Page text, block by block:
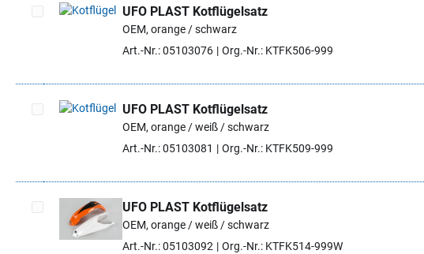
Artikel auswählen
UFO PLAST Kotflügelsatz
OEM, orange / schwarz
Art.-Nr.: 05103076
Org.-Nr.: KTFK506-999
Artikel auswählen
UFO PLAST Kotflügelsatz
OEM, orange / weiß / schwarz
Art.-Nr.: 05103081
Org.-Nr.: KTFK509-999
Artikel auswählen
UFO PLAST Kotflügelsatz
OEM, orange / weiß / schwarz
Art.-Nr.: 05103092
Org.-Nr.: KTFK514-999W